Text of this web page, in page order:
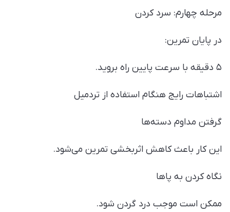
مرحله چهارم: سرد کردن
در پایان تمرین:
۵ دقیقه با سرعت پایین راه بروید.
اشتباهات رایج هنگام استفاده از تردمیل
گرفتن مداوم دسته‌ها
این کار باعث کاهش اثربخشی تمرین می‌شود.
نگاه کردن به پاها
ممکن است موجب درد گردن شود.